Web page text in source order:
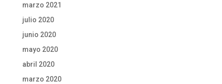
marzo 2021
julio 2020
junio 2020
mayo 2020
abril 2020
marzo 2020